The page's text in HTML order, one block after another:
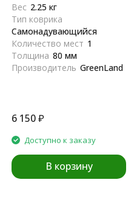
Вес 2.25 кг
Тип коврика
Самонадувающийся
Количество мест 1
Толщина 80 мм
Производитель GreenLand
6 150₽
Доступно к заказу
В корзину